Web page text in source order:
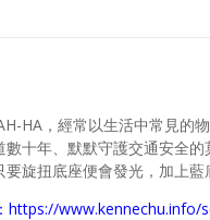
HA，經常以生活中常見的
數十年、默默守護交通安全
旋扭底座便會發光，加上
https://www.kennechu.info/